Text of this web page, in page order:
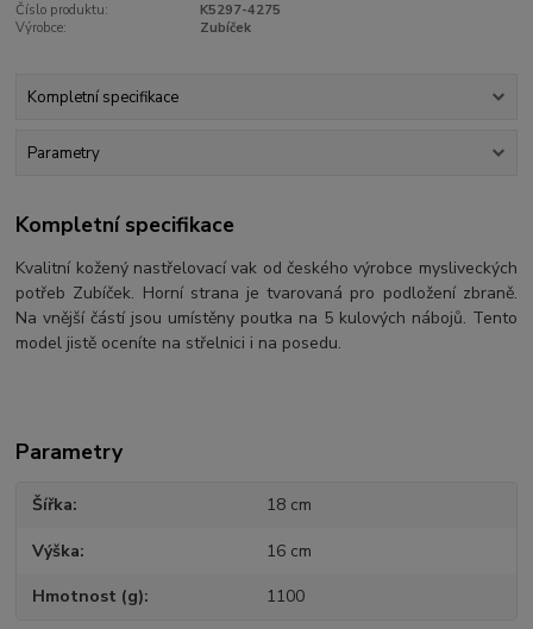
Číslo produktu:
K5297-4275
Výrobce:
Zubíček
Kompletní specifikace
Parametry
Kompletní specifikace
Kvalitní kožený nastřelovací vak od českého výrobce mysliveckých
potřeb Zubíček. Horní strana je tvarovaná pro podložení zbraně.
Na vnější částí jsou umístěny poutka na 5 kulových nábojů. Tento
model jistě oceníte na střelnici i na posedu.
Parametry
Šířka 18 cm
Výška 16 cm
Hmotnost (g) 1100